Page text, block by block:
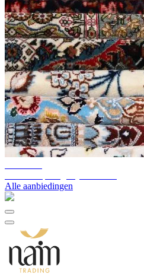
Alle aanbiedingen